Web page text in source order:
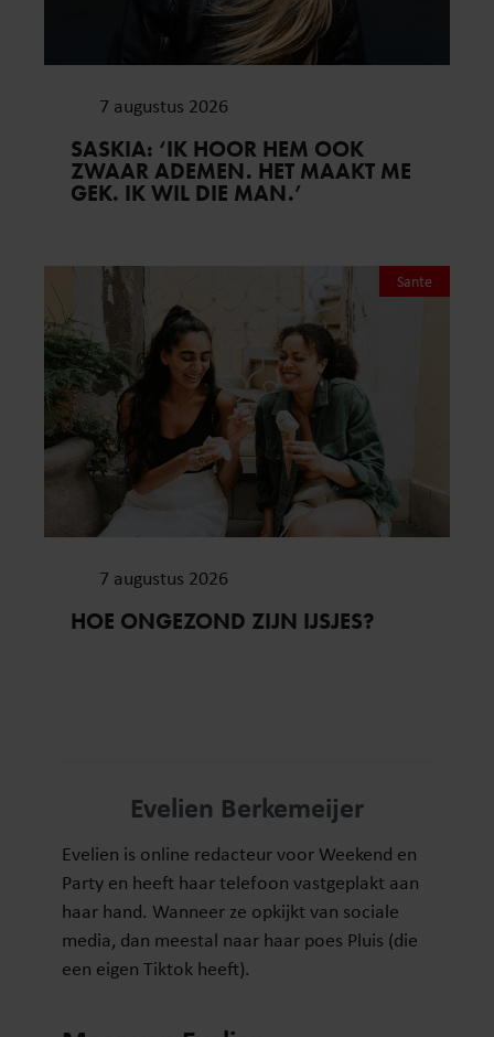
7 augustus 2026
SASKIA: ‘IK HOOR HEM OOK
ZWAAR ADEMEN. HET MAAKT ME
GEK. IK WIL DIE MAN.’
Sante
7 augustus 2026
HOE ONGEZOND ZIJN IJSJES?
Evelien Berkemeijer
Evelien is online redacteur voor Weekend en
Party en heeft haar telefoon vastgeplakt aan
haar hand. Wanneer ze opkijkt van sociale
media, dan meestal naar haar poes Pluis (die
een eigen Tiktok heeft).